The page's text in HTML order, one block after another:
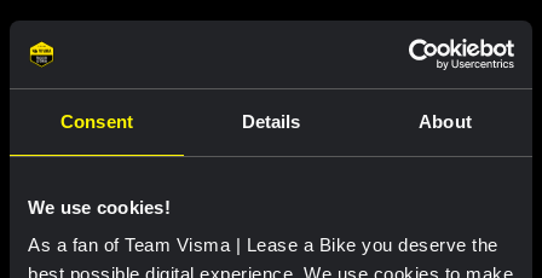
Consent Details About
We use cookies!
As a fan of Team Visma | Lease a Bike you deserve the
best possible digital experience. We use cookies to make